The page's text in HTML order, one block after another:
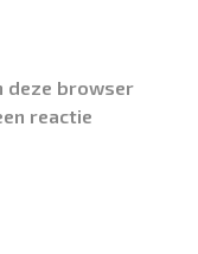
deze browser
reactie